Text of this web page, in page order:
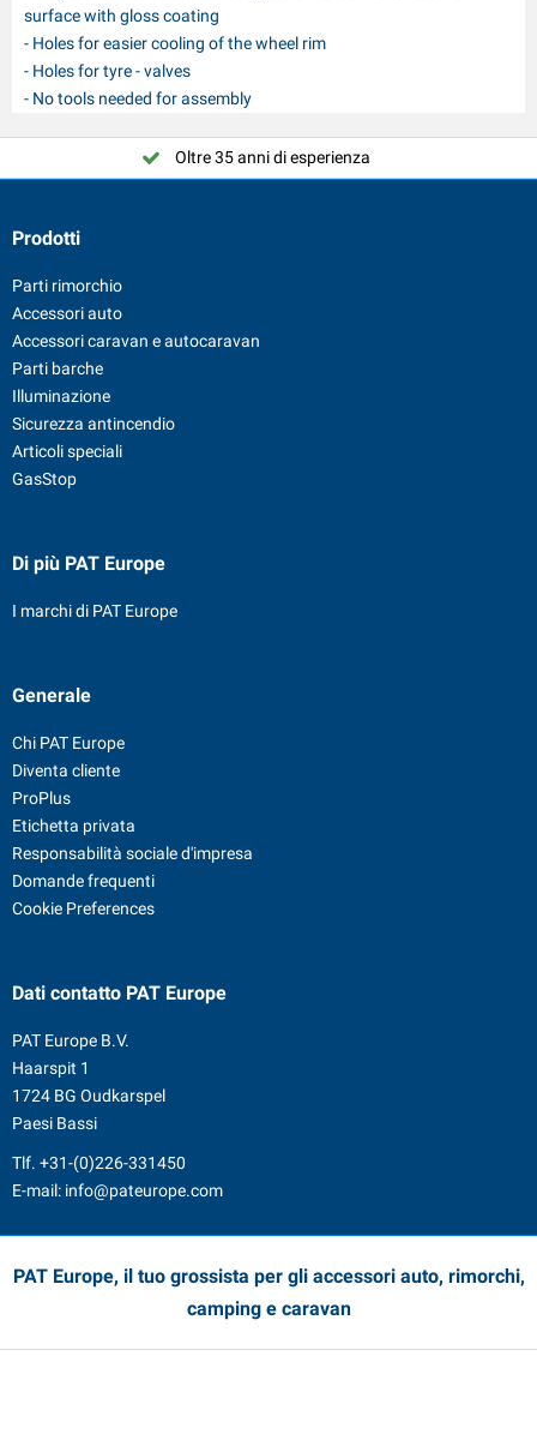
surface with gloss coating
- Holes for easier cooling of the wheel rim
- Holes for tyre - valves
- No tools needed for assembly
Oltre 35 anni di esperienza
Prodotti
Parti rimorchio
Accessori auto
Accessori caravan e autocaravan
Parti barche
Illuminazione
Sicurezza antincendio
Articoli speciali
GasStop
Di più PAT Europe
I marchi di PAT Europe
Generale
Chi PAT Europe
Diventa cliente
ProPlus
Etichetta privata
Responsabilità sociale d'impresa
Domande frequenti
Cookie Preferences
Dati contatto PAT Europe
PAT Europe B.V.
Haarspit 1
1724 BG Oudkarspel
Paesi Bassi
Tlf. +31-(0)226-331450
E-mail: info@pateurope.com
PAT Europe, il tuo grossista per gli accessori auto, rimorchi,
camping e caravan